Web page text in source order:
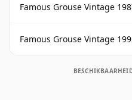
Famous Grouse Vintage
Famous Grouse Vintage